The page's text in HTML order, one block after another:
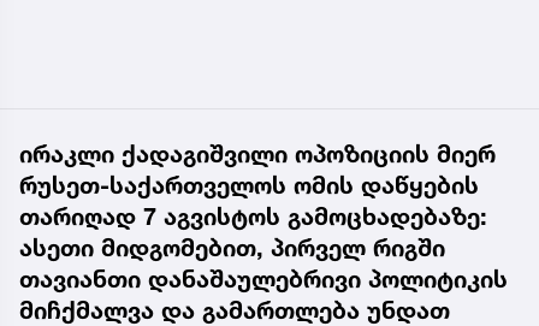
ირაკლი ქადაგიშვილი ოპოზიციის მიერ
რუსეთ-საქართველოს ომის დაწყების
თარიღად 7 აგვისტოს გამოცხადებაზე:
ასეთი მიდგომებით, პირველ რიგში
თავიანთი დანაშაულებრივი პოლიტიკის
მიჩქმალვა და გამართლება უნდათ